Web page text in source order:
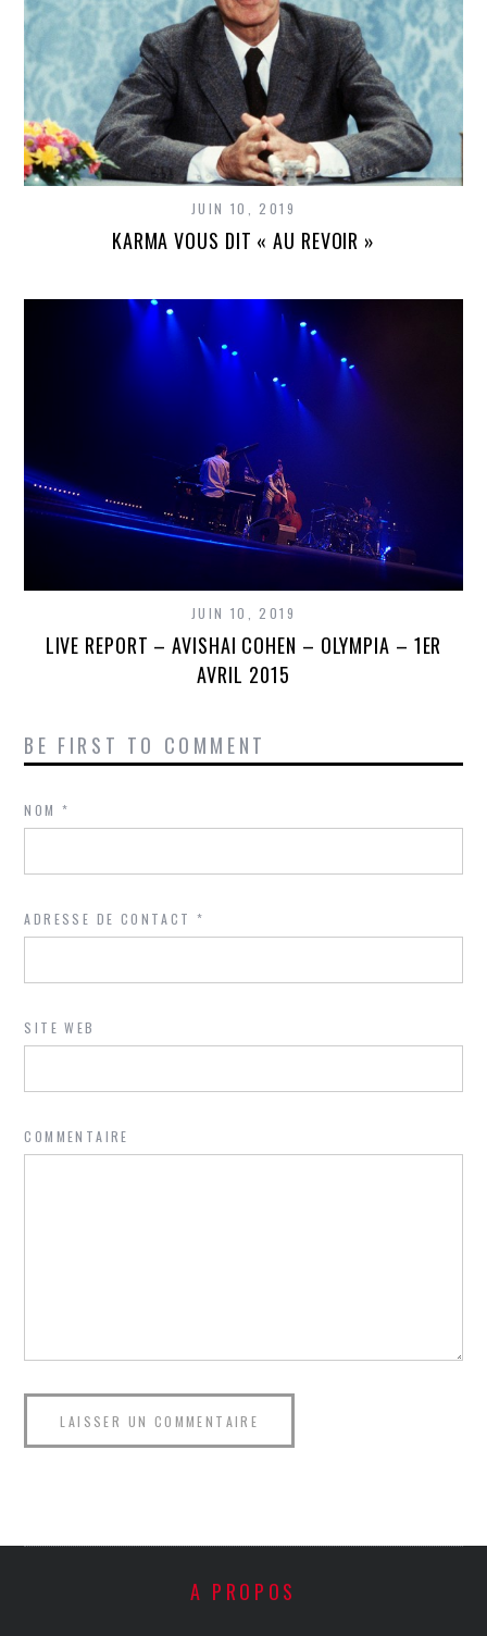
JUIN 10, 2019
KARMA VOUS DIT « AU REVOIR »
JUIN 10, 2019
LIVE REPORT – AVISHAI COHEN – OLYMPIA – 1ER
AVRIL 2015
BE FIRST TO COMMENT
NOM*
ADRESSE DE CONTACT*
SITE WEB
COMMENTAIRE
A PROPOS